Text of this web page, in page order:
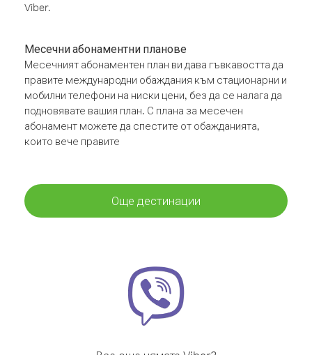
Viber.
Месечни абонаментни планове
Месечният абонаментен план ви дава гъвкавостта да
правите международни обаждания към стационарни и
мобилни телефони на ниски цени, без да се налага да
подновявате вашия план. С плана за месечен
абонамент можете да спестите от обажданията,
които вече правите
Още дестинации